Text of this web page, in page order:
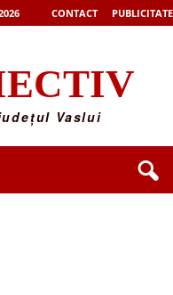
CONTACT PUBLICITATE
Vaslui